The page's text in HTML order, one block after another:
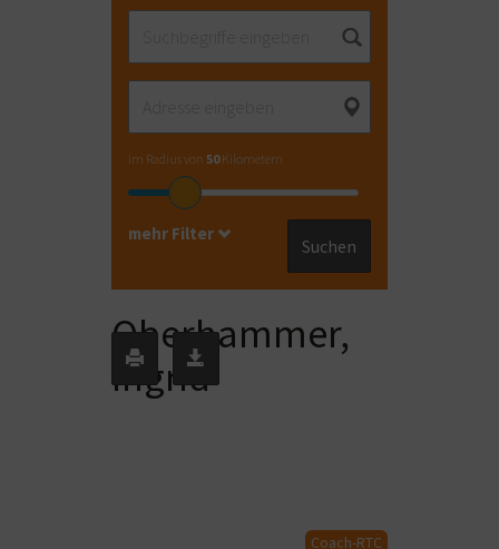
im Radius von 50Kilometern
Suchen
mehr Filter
Oberhammer,
Ingrid
Coach-RTC